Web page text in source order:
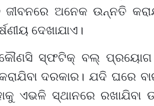
ଜୀବନରେ ଅନେକ ଉନ୍ନତି
ଦେଖାଯାଏ।
ସ୍ଫଟିକ୍ ବଲ୍ ପ୍ରୟୋଗ
ଦରକାର। ଯଦି ଘରେ
ଏଭଳି ସ୍ଥାନରେ ରଖାଯିବା